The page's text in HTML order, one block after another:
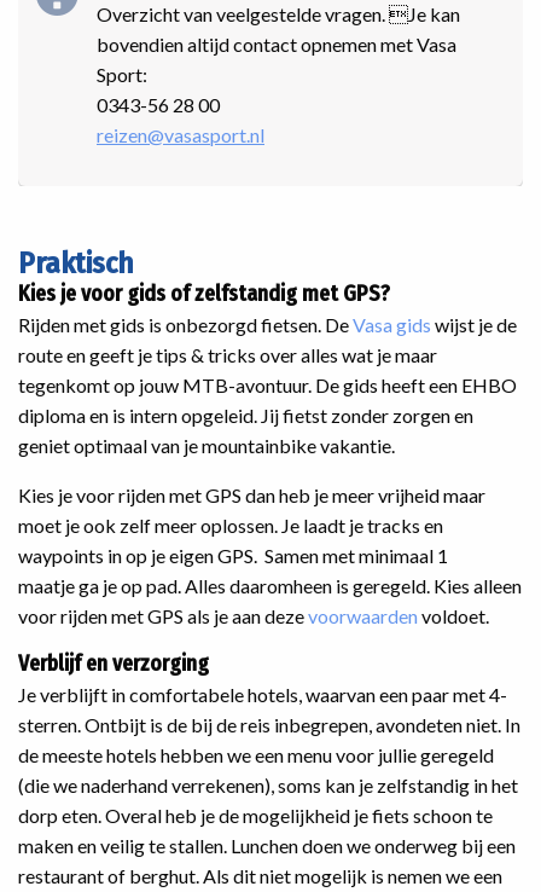
Overzicht van veelgestelde vragen. Je kan
bovendien altijd contact opnemen met Vasa
Sport:
0343-56 28 00
reizen@vasasport.nl
Praktisch
Kies je voor gids of zelfstandig met GPS?
Rijden met gids is onbezorgd fietsen. DeVasa gids wijst je de
route en geeft je tips & tricks over alles wat je maar
tegenkomt op jouw MTB-avontuur. De gids heeft een EHBO
diploma en is intern opgeleid. Jij fietst zonder zorgen en
geniet optimaal van je mountainbike vakantie.
Kies je voor rijden met GPS dan heb je meer vrijheid maar
moet je ook zelf meer oplossen. Je laadt je tracks en
waypoints in op je eigen GPS. Samen met minimaal 1
maatje ga je op pad. Alles daaromheen is geregeld. Kies alleen
voor rijden met GPS als je aan dezevoorwaarden voldoet.
Verblijf en verzorging
Je verblijft in comfortabele hotels, waarvan een paar met 4-
sterren. Ontbijt is de bij de reis inbegrepen, avondeten niet. In
de meeste hotels hebben we een menu voor jullie geregeld
(die we naderhand verrekenen), soms kan je zelfstandig in het
dorp eten. Overal heb je de mogelijkheid je fiets schoon te
maken en veilig te stallen. Lunchen doen we onderweg bij een
restaurant of berghut. Als dit niet mogelijk is nemen we een